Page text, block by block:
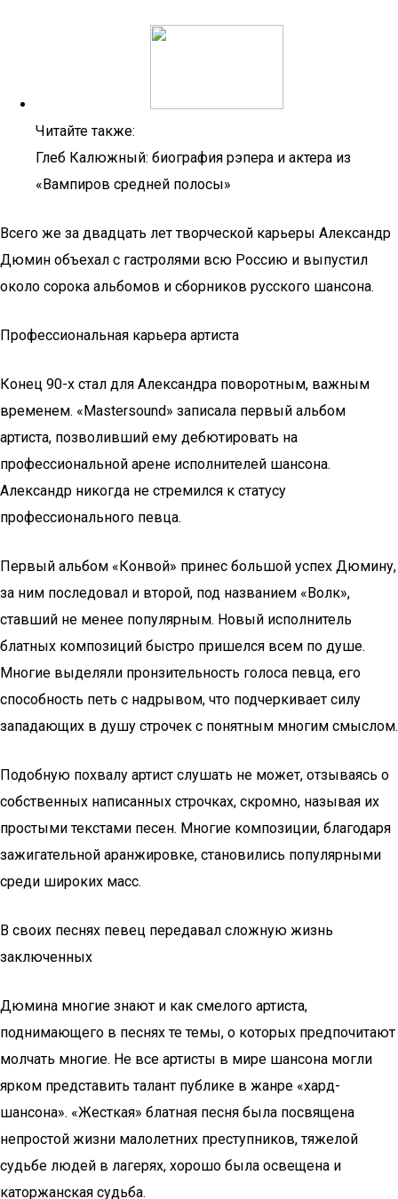
Читайте также:
Глеб Калюжный: биография рэпера и актера из
«Вампиров средней полосы»
Всего же за двадцать лет творческой карьеры Александр
Дюмин объехал с гастролями всю Россию и выпустил
около сорока альбомов и сборников русского шансона.
Профессиональная карьера артиста
Конец 90-х стал для Александра поворотным, важным
временем. «Mastersound» записала первый альбом
артиста, позволивший ему дебютировать на
профессиональной арене исполнителей шансона.
Александр никогда не стремился к статусу
профессионального певца.
Первый альбом «Конвой» принес большой успех Дюмину,
за ним последовал и второй, под названием «Волк»,
ставший не менее популярным. Новый исполнитель
блатных композиций быстро пришелся всем по душе.
Многие выделяли пронзительность голоса певца, его
способность петь с надрывом, что подчеркивает силу
западающих в душу строчек с понятным многим смыслом.
Подобную похвалу артист слушать не может, отзываясь о
собственных написанных строчках, скромно, называя их
простыми текстами песен. Многие композиции, благодаря
зажигательной аранжировке, становились популярными
среди широких масс.
В своих песнях певец передавал сложную жизнь
заключенных
Дюмина многие знают и как смелого артиста,
поднимающего в песнях те темы, о которых предпочитают
молчать многие. Не все артисты в мире шансона могли
ярком представить талант публике в жанре «хард-
шансона». «Жесткая» блатная песня была посвящена
непростой жизни малолетних преступников, тяжелой
судьбе людей в лагерях, хорошо была освещена и
каторжанская судьба.